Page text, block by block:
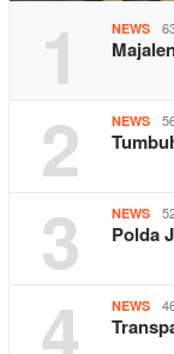
1 NEWS
2 NEWS
3 NEWS
Polda
4 NEWS